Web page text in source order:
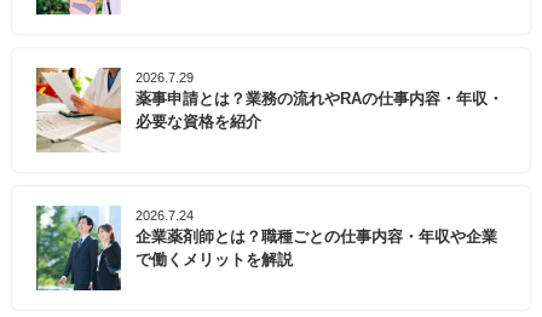
2026.7.29
薬事申請とは？業務の流れやRAの仕事内容・年収・
必要な資格を紹介
2026.7.24
企業薬剤師とは？職種ごとの仕事内容・年収や企業
で働くメリットを解説